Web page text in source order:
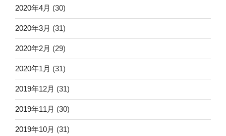
2020年4月 (30)
2020年3月 (31)
2020年2月 (29)
2020年1月 (31)
2019年12月 (31)
2019年11月 (30)
2019年10月 (31)